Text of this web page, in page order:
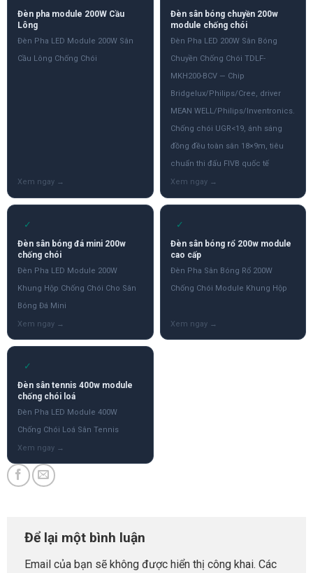
Đèn pha module 200W Cầu
Lông
Đèn Pha LED Module 200W Sân
Cầu Lông Chống Chói
Đèn sân bóng chuyền 200w
module chống chói
Đèn Pha LED 200W Sân Bóng
Chuyền Chống Chói TDLF-
MKH200-BCV — Chip
Bridgelux/Philips/Cree, driver
MEAN WELL/Philips/Inventronics.
Chống chói UGR<19, ánh sáng
đồng đều toàn sân 18×9m, tiêu
chuẩn thi đấu FIVB quốc tế
✓
Đèn sân bóng đá mini 200w
chống chói
Đèn Pha LED Module 200W
Khung Hộp Chống Chói Cho Sân
Bóng Đá Mini
✓
Đèn sân bóng rổ 200w module
cao cấp
Đèn Pha Sân Bóng Rổ 200W
Chống Chói Module Khung Hộp
✓
Đèn sân tennis 400w module
chống chói loá
Đèn Pha LED Module 400W
Chống Chói Loá Sân Tennis
Để lại một bình luận
Email của bạn sẽ không được hiển thị công khai. Các